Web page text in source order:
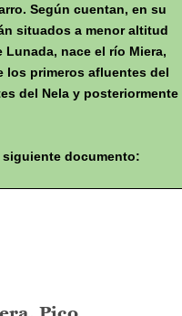
Según cuentan, en su
situados a menor altitud
nace el río Miera,
los primeros afluentes del
del Nela y posteriormente
documento: